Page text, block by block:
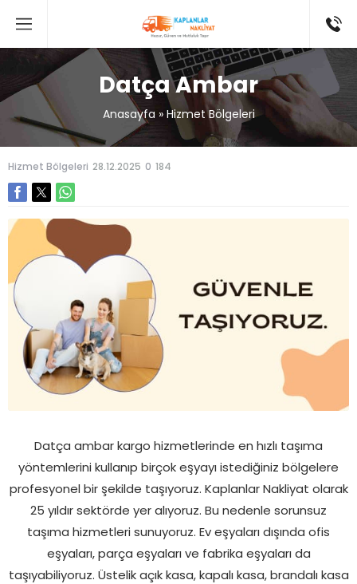
Datça Ambar
Anasayfa » Hizmet Bölgeleri
Hizmet Bölgeleri 28.12.2025 0 184
Datça ambar kargo hizmetlerinde en hızlı taşıma
yöntemlerini kullanıp birçok eşyayı istediğiniz bölgelere
profesyonel bir şekilde taşıyoruz. Kaplanlar Nakliyat olarak
25 yıldır sektörde yer alıyoruz. Bu nedenle sorunsuz
taşıma hizmetleri sunuyoruz. Ev eşyaları dışında ofis
eşyaları, parça eşyaları ve fabrika eşyaları da
taşıyabiliyoruz. Üstelik açık kasa, kapalı kasa, brandalı kasa